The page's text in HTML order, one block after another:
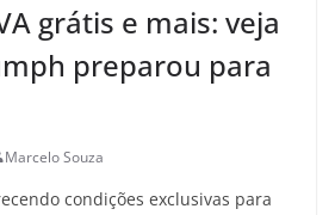
grátis e mais: veja
preparou para
Marcelo Souza
condições exclusivas para